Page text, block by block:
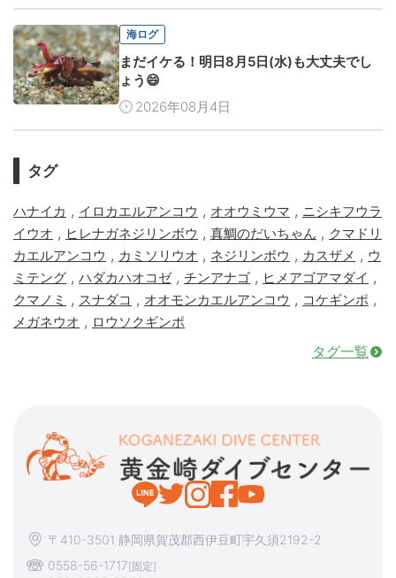
海ログ
まだイケる！明日8月5日(水)も大丈夫でし
ょう😄
2026年08月4日
タグ
ハナイカ , イロカエルアンコウ , オオウミウマ , ニシキフウラ
イウオ , ヒレナガネジリンボウ , 真鯛のだいちゃん , クマドリ
カエルアンコウ , カミソリウオ , ネジリンボウ , カスザメ , ウ
ミテング , ハダカハオコゼ, チンアナゴ , ヒメアゴアマダイ ,
クマノミ , スナダコ , オオモンカエルアンコウ , コケギンポ ,
メガネウオ , ロウソクギンポ
タグ一覧
〒410-3501 静岡県賀茂郡西伊豆町宇久須2192-2
0558-56-1717[固定]